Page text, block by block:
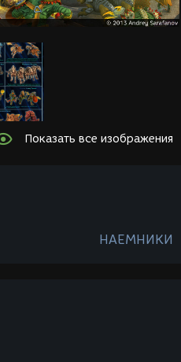
Показать все изображения
НАЕМНИКИ